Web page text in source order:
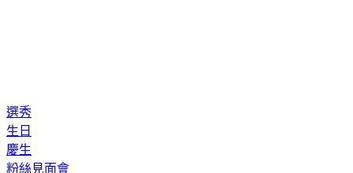
選秀
生日
慶生
粉絲見面會